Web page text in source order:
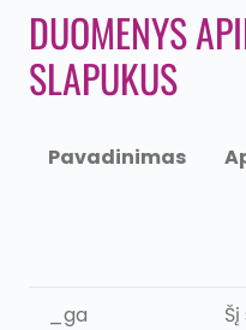
DUOMENYS
SLAPUKUS
Pavadinimas
_ga